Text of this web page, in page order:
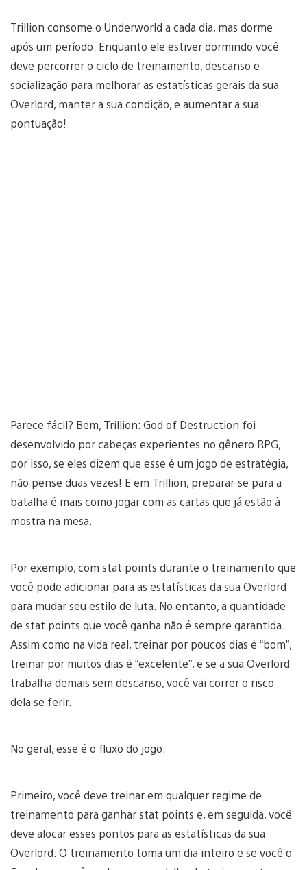
Trillion consome o Underworld a cada dia, mas dorme
após um período. Enquanto ele estiver dormindo você
deve percorrer o ciclo de treinamento, descanso e
socialização para melhorar as estatísticas gerais da sua
Overlord, manter a sua condição, e aumentar a sua
pontuação!
Parece fácil? Bem, Trillion: God of Destruction foi
desenvolvido por cabeças experientes no gênero RPG,
por isso, se eles dizem que esse é um jogo de estratégia,
não pense duas vezes! E em Trillion, preparar-se para a
batalha é mais como jogar com as cartas que já estão à
mostra na mesa.
Por exemplo, com stat points durante o treinamento que
você pode adicionar para as estatísticas da sua Overlord
para mudar seu estilo de luta. No entanto, a quantidade
de stat points que você ganha não é sempre garantida.
Assim como na vida real, treinar por poucos dias é “bom”,
treinar por muitos dias é “excelente”, e se a sua Overlord
trabalha demais sem descanso, você vai correr o risco
dela se ferir.
No geral, esse é o fluxo do jogo:
Primeiro, você deve treinar em qualquer regime de
treinamento para ganhar stat points e, em seguida, você
deve alocar esses pontos para as estatísticas da sua
Overlord. O treinamento toma um dia inteiro e se você o